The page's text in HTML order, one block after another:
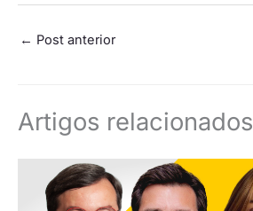
← Post anterior
Artigos relacionados